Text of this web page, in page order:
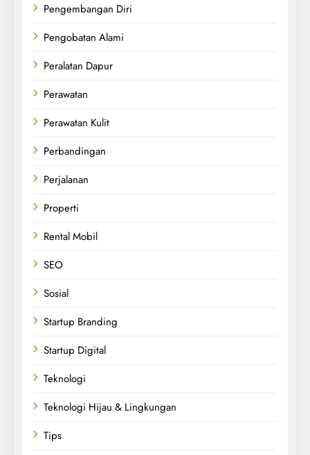
Pengembangan Diri
Pengobatan Alami
Peralatan Dapur
Perawatan
Perawatan Kulit
Perbandingan
Perjalanan
Properti
Rental Mobil
SEO
Sosial
Startup Branding
Startup Digital
Teknologi
Teknologi Hijau & Lingkungan
Tips